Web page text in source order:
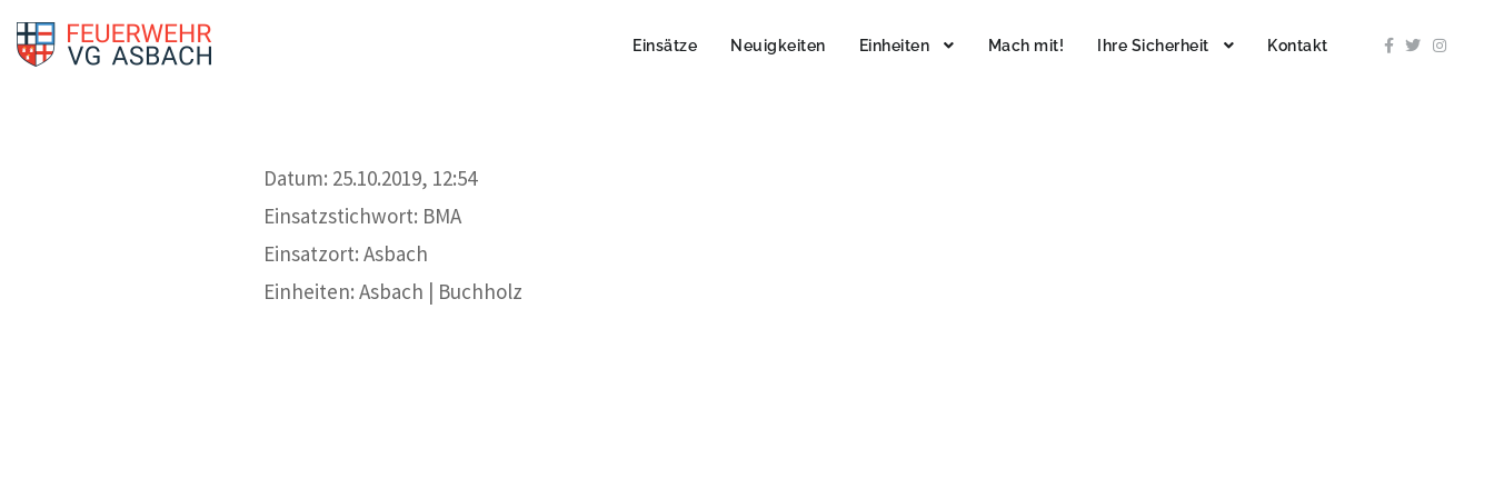
Einsätze Neuigkeiten Einheiten Mach mit! Ihre Sicherheit Kontakt
Datum: 25.10.2019, 12:54
Einsatzstichwort: BMA
Einsatzort: Asbach
Einheiten: Asbach | Buchholz